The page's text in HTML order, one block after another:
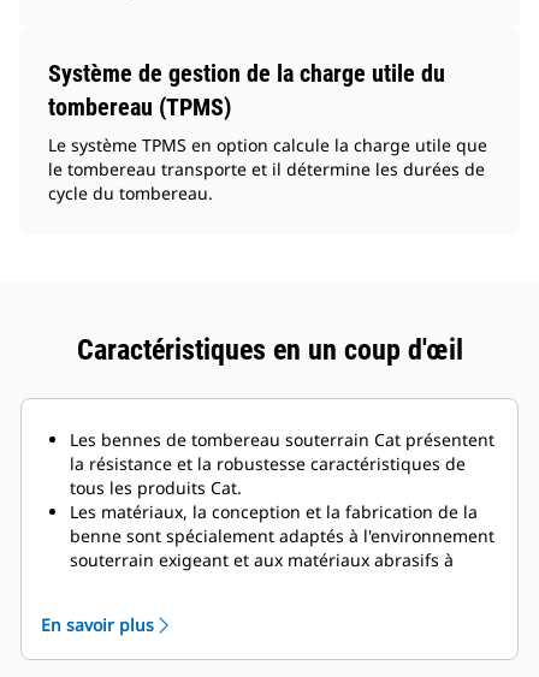
Système de gestion de la charge utile du
tombereau (TPMS)
Le système TPMS en option calcule la charge utile que
le tombereau transporte et il détermine les durées de
cycle du tombereau.
Caractéristiques en un coup d'œil
Les bennes de tombereau souterrain Cat présentent
la résistance et la robustesse caractéristiques de
tous les produits Cat.
Les matériaux, la conception et la fabrication de la
benne sont spécialement adaptés à l'environnement
souterrain exigeant et aux matériaux abrasifs à
En savoir plus